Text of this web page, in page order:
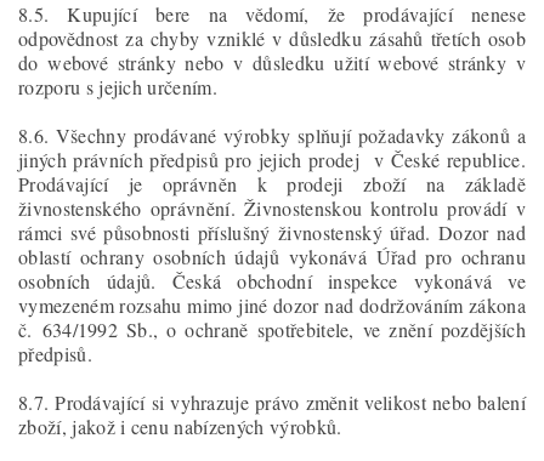
8.5. Kupující bere na vědomí, že prodávající nenese
odpovědnost za chyby vzniklé v důsledku zásahů třetích osob
do webové stránky nebo v důsledku užití webové stránky v
rozporu s jejich určením.
8.6. Všechny prodávané výrobky splňují požadavky zákonů a
jiných právních předpisů pro jejich prodej v České republice.
Prodávající je oprávněn k prodeji zboží na základě
živnostenského oprávnění. Živnostenskou kontrolu provádí v
rámci své působnosti příslušný živnostenský úřad. Dozor nad
oblastí ochrany osobních údajů vykonává Úřad pro ochranu
osobních údajů. Česká obchodní inspekce vykonává ve
vymezeném rozsahu mimo jiné dozor nad dodržováním zákona
č. 634/1992 Sb., o ochraně spotřebitele, ve znění pozdějších
předpisů.
8.7. Prodávající si vyhrazuje právo změnit velikost nebo balení
zboží, jakož i cenu nabízených výrobků.